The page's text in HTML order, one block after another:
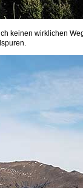
keinen wirklichen